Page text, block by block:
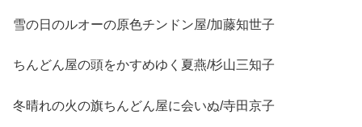
雪の日のルオーの原色チンドン屋/加藤知世子
ちんどん屋の頭をかすめゆく夏燕/杉山三知子
冬晴れの火の旗ちんどん屋に会いぬ/寺田京子